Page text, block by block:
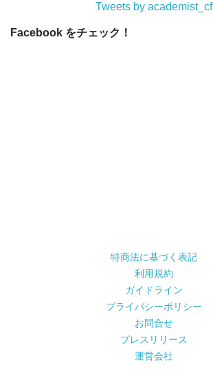
Tweets by academist_cf
Facebook をチェック！
特商法に基づく表記
利用規約
ガイドライン
プライバシーポリシー
お問合せ
プレスリリース
運営会社